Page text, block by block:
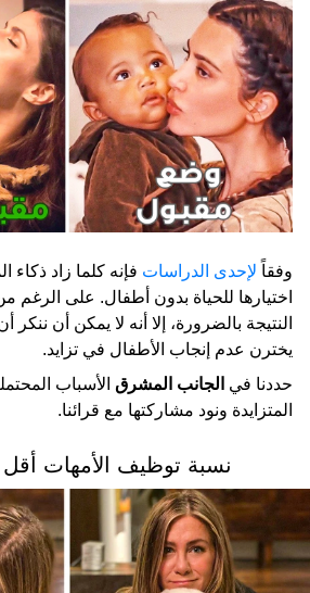
وفقاً لإحدى الدراسات فإنه كلما زاد ذكاء
اختيارها للحياة بدون أطفال. على الرغم
النتيجة بالضرورة، إلا أنه لا يمكن أن ننكر
يخترن عدم إنجاب الأطفال في تزايد.
حددنا في الجانب المشرق الأسباب
المتزايدة ونود مشاركتها مع قرائنا.
نسبة توظيف الأمهات